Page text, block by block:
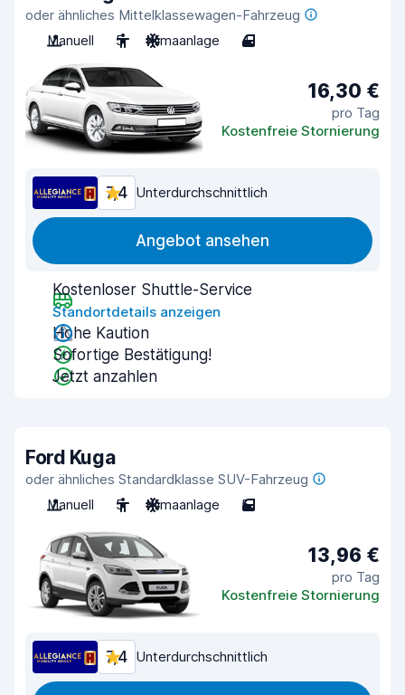
oder ähnliches Mittelklassewagen-Fahrzeug
Manuell
5 Klimaanlage 4
16,30 €
pro Tag
Kostenfreie Stornierung
7,4 Unterdurchschnittlich
Angebot ansehen
Kostenloser Shuttle-Service
Standortdetails anzeigen
Hohe Kaution
Sofortige Bestätigung!
Jetzt anzahlen
Ford Kuga
oder ähnliches Standardklasse SUV-Fahrzeug
Manuell
5 Klimaanlage 5
13,96 €
pro Tag
Kostenfreie Stornierung
7,4 Unterdurchschnittlich